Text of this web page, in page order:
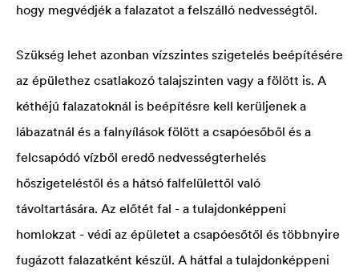
hogy megvédjék a falazatot a felszálló nedvességtől.
Szükség lehet azonban vízszintes szigetelés beépítésére
az épülethez csatlakozó talajszinten vagy a fölött is. A
kéthéjú falazatoknál is beépítésre kell kerüljenek a
lábazatnál és a falnyílások fölött a csapóesőből és a
felcsapódó vízből eredő nedvességterhelés
hőszigeteléstől és a hátsó falfelülettől való
távoltartására. Az előtét fal - a tulajdonképpeni
homlokzat - védi az épületet a csapóesőtől és többnyire
fugázott falazatként készül. A hátfal a tulajdonképpeni